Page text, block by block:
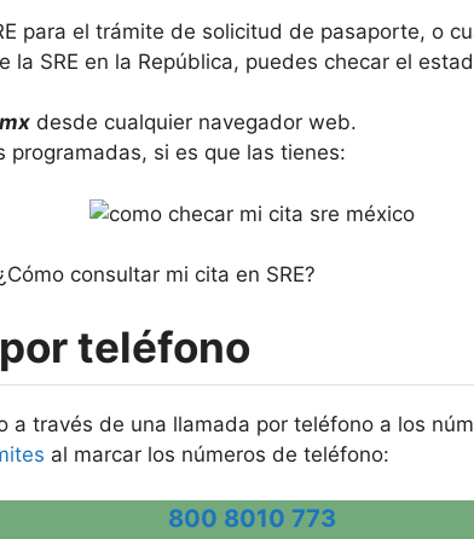
para el trámite de solicitud de pasaporte, o
SRE en la República, puedes checar el
desde cualquier navegador web.
si es que las tienes:
consultar mi cita en SRE?
teléfono
a través de una llamada por teléfono a los
al marcar los números de teléfono:
800 8010 773